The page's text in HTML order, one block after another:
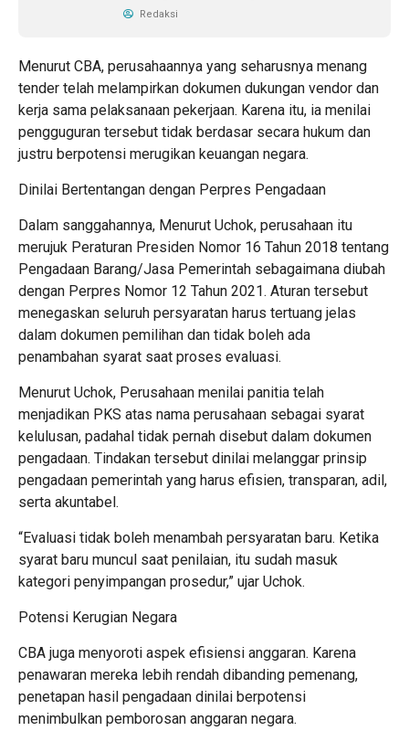
Redaksi
Menurut CBA, perusahaannya yang seharusnya menang
tender telah melampirkan dokumen dukungan vendor dan
kerja sama pelaksanaan pekerjaan. Karena itu, ia menilai
pengguguran tersebut tidak berdasar secara hukum dan
justru berpotensi merugikan keuangan negara.
Dinilai Bertentangan dengan Perpres Pengadaan
Dalam sanggahannya, Menurut Uchok, perusahaan itu
merujuk Peraturan Presiden Nomor 16 Tahun 2018 tentang
Pengadaan Barang/Jasa Pemerintah sebagaimana diubah
dengan Perpres Nomor 12 Tahun 2021. Aturan tersebut
menegaskan seluruh persyaratan harus tertuang jelas
dalam dokumen pemilihan dan tidak boleh ada
penambahan syarat saat proses evaluasi.
Menurut Uchok, Perusahaan menilai panitia telah
menjadikan PKS atas nama perusahaan sebagai syarat
kelulusan, padahal tidak pernah disebut dalam dokumen
pengadaan. Tindakan tersebut dinilai melanggar prinsip
pengadaan pemerintah yang harus efisien, transparan, adil,
serta akuntabel.
“Evaluasi tidak boleh menambah persyaratan baru. Ketika
syarat baru muncul saat penilaian, itu sudah masuk
kategori penyimpangan prosedur,” ujar Uchok.
Potensi Kerugian Negara
CBA juga menyoroti aspek efisiensi anggaran. Karena
penawaran mereka lebih rendah dibanding pemenang,
penetapan hasil pengadaan dinilai berpotensi
menimbulkan pemborosan anggaran negara.